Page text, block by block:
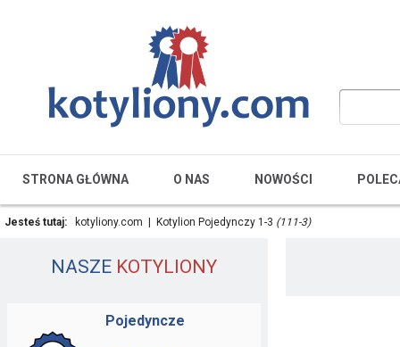
STRONA GŁÓWNA O NAS NOWOŚCI
Jesteś tutaj: kotyliony.com Kotylion Pojedynczy 1-3 (111-3)
NASZE KOTYLIONY
Pojedyncze